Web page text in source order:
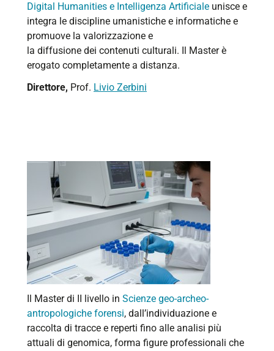
Digital Humanities e Intelligenza Artificiale unisce e
integra le discipline umanistiche e informatiche e
promuove la valorizzazione e
la diffusione dei contenuti culturali. Il Master è
erogato completamente a distanza.
Direttore, Prof. Livio Zerbini
Il Master di II livello in Scienze geo-archeo-
antropologiche forensi, dall’individuazione e
raccolta di tracce e reperti fino alle analisi più
attuali di genomica, forma figure professionali che